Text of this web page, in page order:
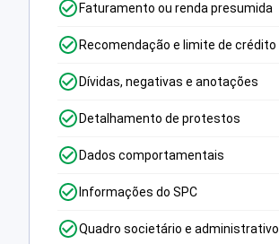
Faturamento ou renda presumida
Recomendação e limite de crédito
Dívidas, negativas e anotações
Detalhamento de protestos
Dados comportamentais
Informações do SPC
Quadro societário e administrativo